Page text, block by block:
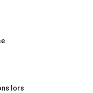
lors